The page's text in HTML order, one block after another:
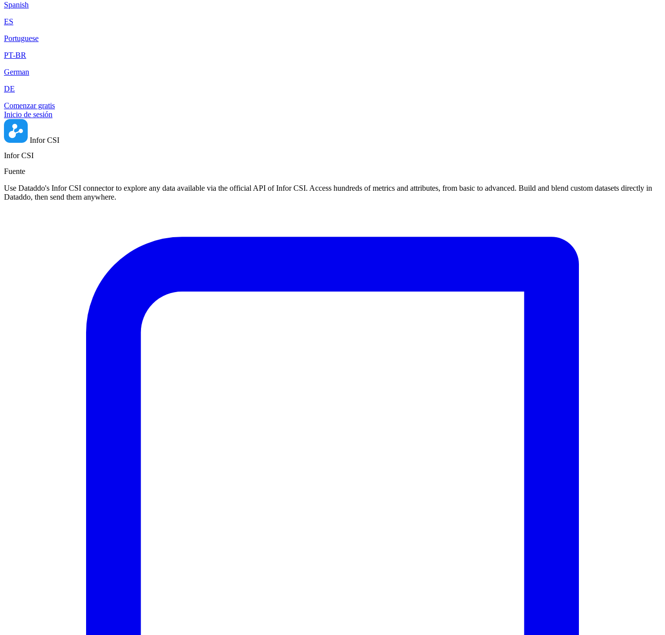
Spanish
ES
Portuguese
PT-BR
German
DE
Comenzar gratis
Inicio de sesión
Infor CSI
Infor CSI
Fuente
Use Dataddo's Infor CSI connector to explore any data available via the official API of Infor CSI. Access hundreds of metrics and attributes, from basic to advanced. Build and blend custom datasets directly in
Dataddo, then send them anywhere.